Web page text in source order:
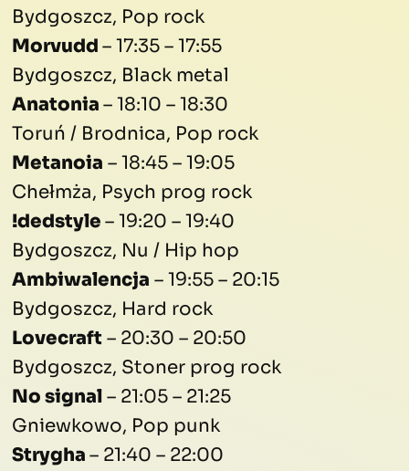
Bydgoszcz, Pop rock
Morvudd– 17:35 – 17:55
Bydgoszcz, Black metal
Anatonia– 18:10 – 18:30
Toruń / Brodnica, Pop rock
Metanoia – 18:45 – 19:05
Chełmża, Psych prog rock
!dedstyle– 19:20 – 19:40
Bydgoszcz, Nu / Hip hop
Ambiwalencja – 19:55 – 20:15
Bydgoszcz, Hard rock
Lovecraft – 20:30 – 20:50
Bydgoszcz, Stoner prog rock
No signal – 21:05 – 21:25
Gniewkowo, Pop punk
Strygha– 21:40 – 22:00